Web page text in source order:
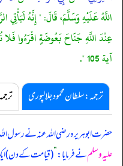
اللَّهُ عَلَيْهِ وَسَلَّمَ، قَالَ: " إِنَّهُ
عِنْدَ اللَّهِ جَنَاحَ بَعُوضَةٍ اقْرَءُوا
آية 105 ".
ترجمہ:سلطان محمود جلالپوری
حضرت ابوہریرہ رضی اللہ عنہ نے رسول
علیہ وسلمنے فرمایا:”(قیامت کے دن) ایک